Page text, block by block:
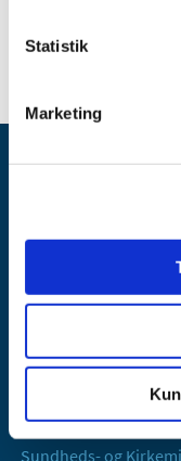
Statistik
Marketing
Lægemiddelstyrelsen
2300 København S
Sundheds- og